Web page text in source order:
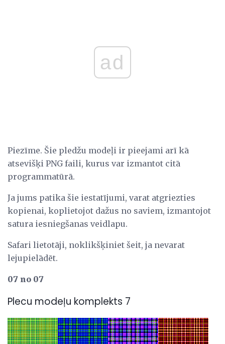
ad
Piezīme. Šie pledžu modeļi ir pieejami arī kā
atsevišķi PNG faili, kurus var izmantot citā
programmatūrā.
Ja jums patika šie iestatījumi, varat atgriezties
kopienai, koplietojot dažus no saviem, izmantojot
satura iesniegšanas veidlapu.
Safari lietotāji, noklikšķiniet šeit, ja nevarat
lejupielādēt.
07 no 07
Plecu modeļu komplekts 7